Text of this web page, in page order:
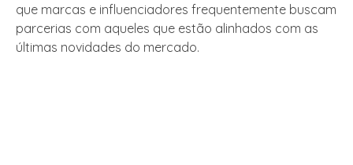
que marcas e influenciadores frequentemente buscam
parcerias com aqueles que estão alinhados com as
últimas novidades do mercado.